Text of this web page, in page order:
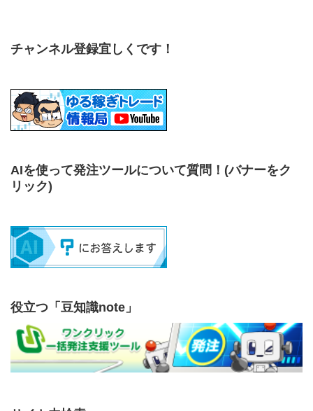
チャンネル登録宜しくです！
AIを使って発注ツールについて質問！ (バナーをク
リック)
役立つ「豆知識note」